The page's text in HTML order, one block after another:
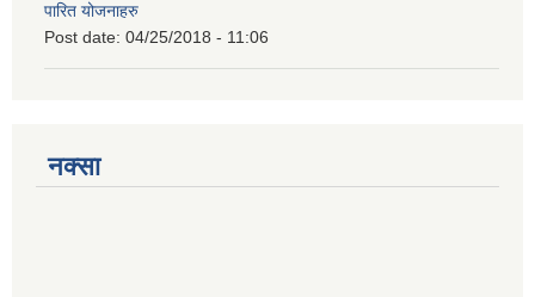
पारित योजनाहरु
Post date: 04/25/2018 - 11:06
नक्सा